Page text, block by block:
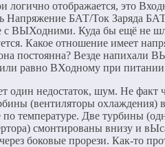
логично отображается, это
Напряжение БАТ/Ток Заряда
ВЫХодними. Куда бы ещё не
Какое отношение имеет
постоянна? Везде
равно ВХодному при питании
один недостаток, шум. Не
(вентиляторы
по температуре. Две турбины
смонтированы внизу и
боковые прорези. Как-то